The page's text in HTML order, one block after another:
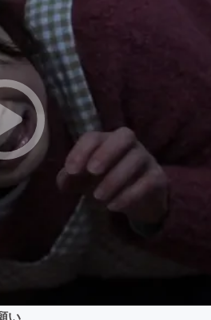
ゲーム・サービス開発
書籍・雑誌出版
チャレンジ
CAMPFIRE for Social
CAMPFIREふるさと納税
い